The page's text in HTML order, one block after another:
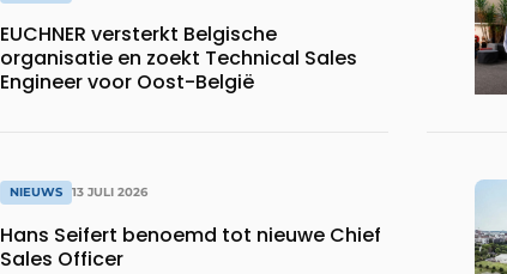
EUCHNER versterkt Belgische
organisatie en zoekt Technical Sales
Engineer voor Oost-België
NIEUWS 13 JULI 2026
Hans Seifert benoemd tot nieuwe Chief
Sales Officer